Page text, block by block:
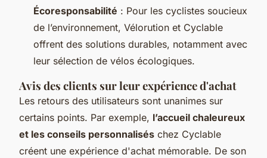
Écoresponsabilité : Pour les cyclistes soucieux
de l’environnement, Vélorution et Cyclable
offrent des solutions durables, notamment avec
leur sélection de vélos écologiques.
Avis des clients sur leur expérience d'achat
Les retours des utilisateurs sont unanimes sur
certains points. Par exemple, l’accueil chaleureux
et les conseils personnalisés chez Cyclable
créent une expérience d'achat mémorable. De son